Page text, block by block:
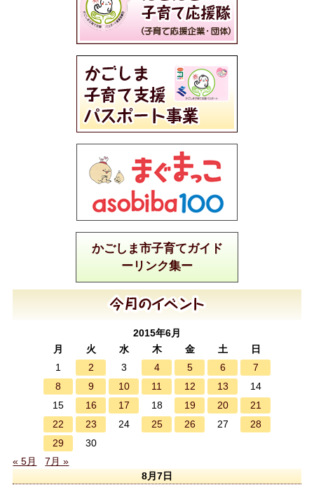
かごしま市子育てガイド
ーリンク集ー
2015年6月
月
火 水 木 金 土
日
1
2 3 4 5 6
7
8
9 10 11 12 13
14
15
16 17 18 19 20
21
22
23 24 25 26 27
28
29
30
« 5月
7月 »
8月7日